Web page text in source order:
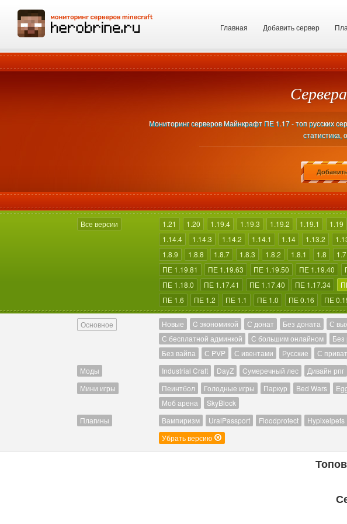
Главная Добавить сервер
Мониторинг серверов Майнкрафт ПЕ 1.17 - топ русских
статистика,
Все версии 1.21 1.20 1.19.4 1.19.3 1.19.2 1.19.1 1.19
1.14.4
1.14.3 1.14.2 1.14.1 1.14 1.13.2
1.8.9
1.8.8 1.8.7 1.8.3 1.8.2 1.8.1 1.8
ПЕ 1.19.81
ПЕ 1.19.63 ПЕ 1.19.50 ПЕ 1.19.40
ПЕ 1.18.0
ПЕ 1.17.41 ПЕ 1.17.40 ПЕ 1.17.34
ПЕ 1.6
ПЕ 1.2 ПЕ 1.1 ПЕ 1.0 ПЕ 0.16 ПЕ
Основное Новые C экономикой С донат Без доната С
С бесплатной админкой
С большим онлайном Без
Без вайпа
С PVP С ивентами Русские С
Моды
Industrial Craft DayZ Cумеречный лес Дивайн рпг
Мини игры
Пеинтбол Голодные игры Паркур Bed Wars
Моб арена
SkyBlock
Плагины
Вампиризм UralPassport Floodprotect Hypixelpets
Убрать версию